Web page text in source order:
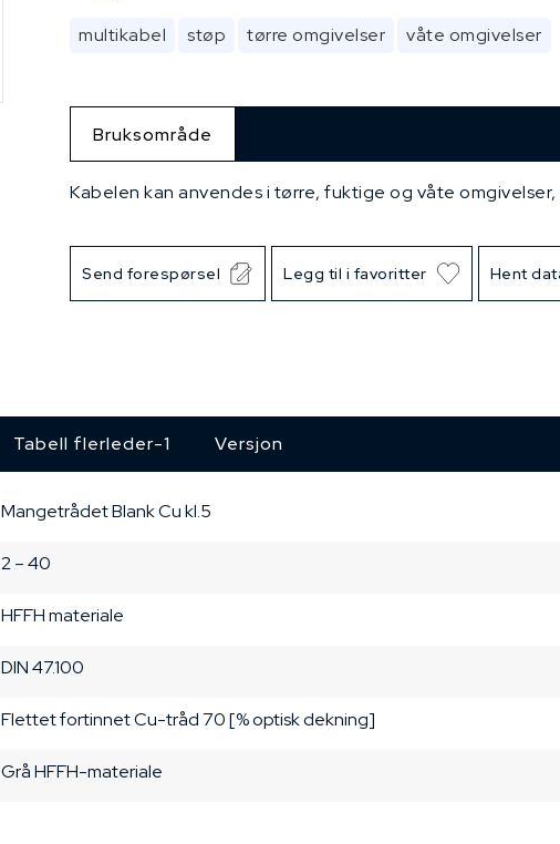
multikabel støp tørre omgivelser våte omgivelser
Bruksområde
Kabelen kan anvendes i tørre, fuktige og våte omgivelser,
Send forespørsel Legg til i favoritter Hent
Tabell flerleder-1 Versjon
MangetrådetBlank Cu kl.5
2 – 40
HFFH materiale
DIN 47.100
Flettet fortinnet Cu-tråd 70 [% optisk dekning]
Grå HFFH-materiale